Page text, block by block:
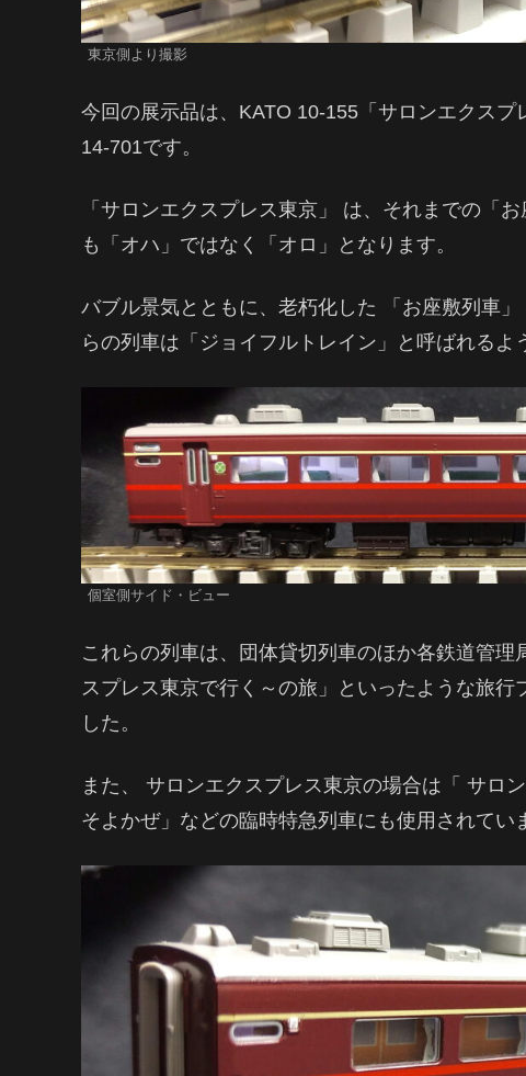
東京側より撮影
今回の展示品は、KATO 10-155「サロンエクス
14-701です。
「サロンエクスプレス東京」 は、それまでの「
も「オハ」ではなく「オロ」となります。
バブル景気とともに、老朽化した 「お座敷列車
らの列車は「ジョイフルトレイン」と呼ばれるよ
個室側サイド・ビュー
これらの列車は、団体貸切列車のほか各鉄道管
スプレス東京で行く～の旅」といったような旅
した。
また、 サロンエクスプレス東京の場合は「 サロ
そよかぜ」などの臨時特急列車にも使用されてい